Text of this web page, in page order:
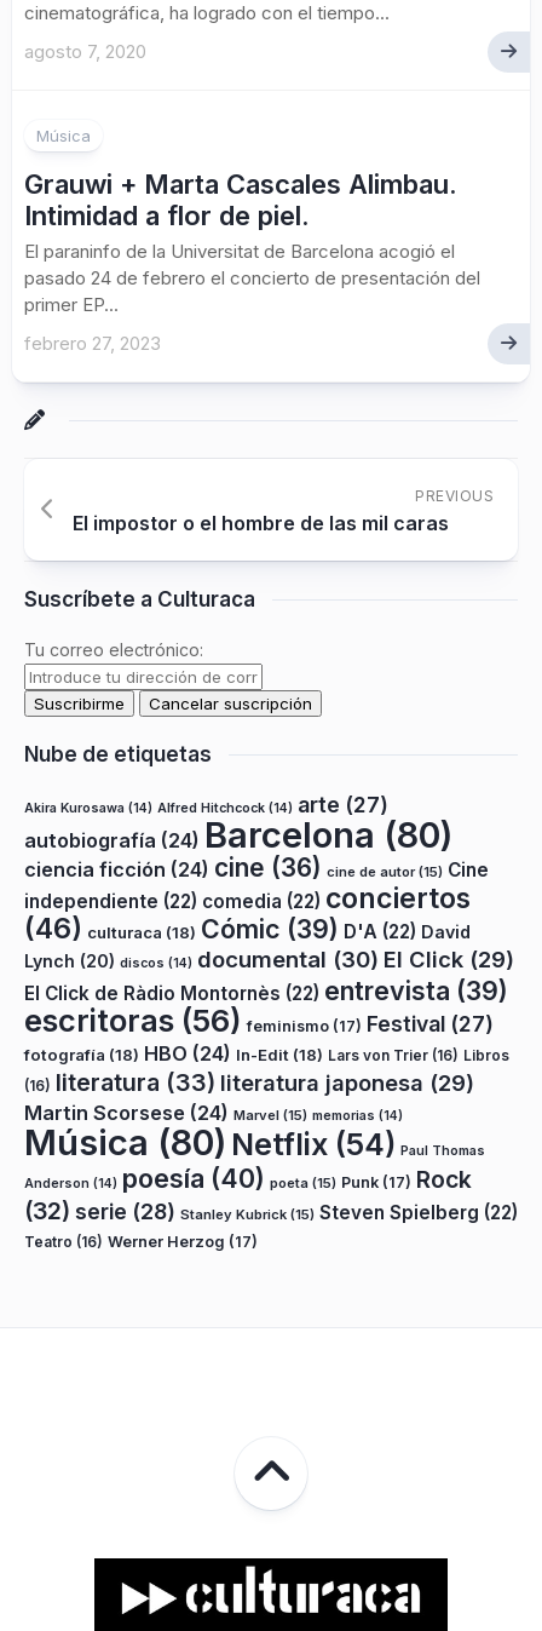
cinematográfica, ha logrado con el tiempo...
agosto 7, 2020
Música
Grauwi + Marta Cascales Alimbau.
Intimidad a flor de piel.
El paraninfo de la Universitat de Barcelona acogió el
pasado 24 de febrero el concierto de presentación del
primer EP...
febrero 27, 2023
PREVIOUS
El impostor o el hombre de las mil caras
Suscríbete a Culturaca
Tu correo electrónico:
Nube de etiquetas
Akira Kurosawa (14) Alfred Hitchcock (14) arte (27)
autobiografía (24) Barcelona (80)
ciencia ficción (24) cine (36) cine de autor(15) Cine
independiente (22) comedia (22) conciertos
(46) culturaca (18) Cómic (39) D'A (22) David
Lynch (20) discos (14) documental (30) El Click (29)
El Click de Ràdio Montornès (22) entrevista (39)
escritoras (56) feminismo (17) Festival (27)
fotografía (18) HBO (24) In-Edit (18) Lars von Trier (16) Libros
(16) literatura (33) literatura japonesa (29)
Martin Scorsese (24) Marvel (15) memorias (14)
Música (80) Netflix (54) Paul Thomas
Anderson (14) poesía (40) poeta (15) Punk (17) Rock
(32) serie (28) Stanley Kubrick (15) Steven Spielberg (22)
Teatro (16) Werner Herzog (17)